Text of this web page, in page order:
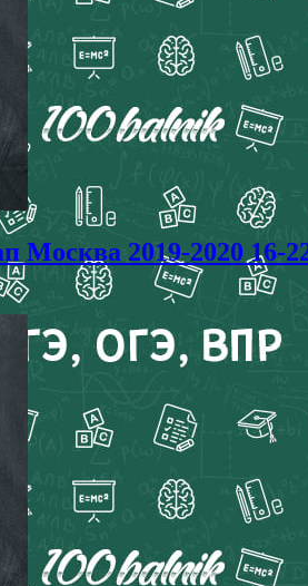
2019-2020 16-